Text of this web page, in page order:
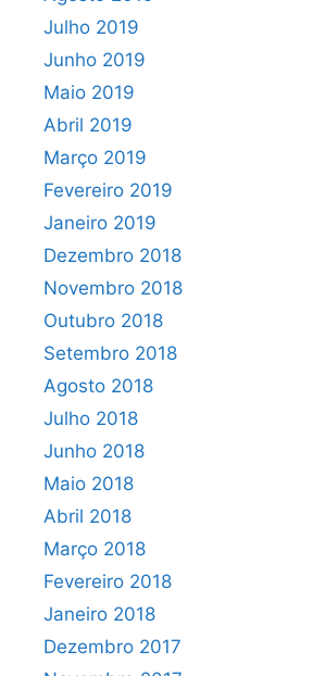
Julho 2019
Junho 2019
Maio 2019
Abril 2019
Março 2019
Fevereiro 2019
Janeiro 2019
Dezembro 2018
Novembro 2018
Outubro 2018
Setembro 2018
Agosto 2018
Julho 2018
Junho 2018
Maio 2018
Abril 2018
Março 2018
Fevereiro 2018
Janeiro 2018
Dezembro 2017